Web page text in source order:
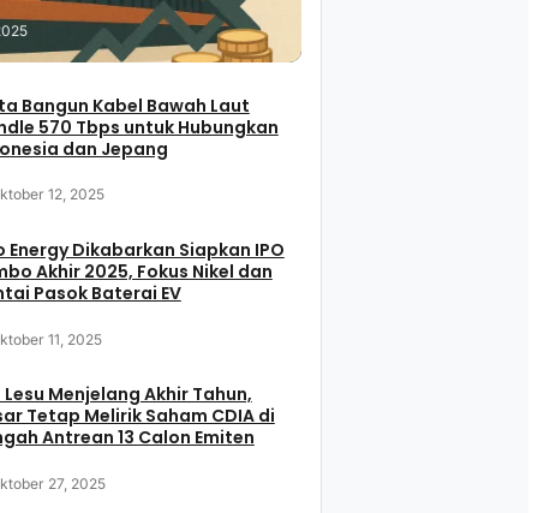
Bangun Kabel Bawah Laut
570 Tbps untuk Hubungkan
dan Jepang
12, 2025
Energy Dikabarkan Siapkan IPO
Akhir 2025, Fokus Nikel dan
Pasok Baterai EV
11, 2025
Lesu Menjelang Akhir Tahun,
Tetap Melirik Saham CDIA di
Antrean 13 Calon Emiten
27, 2025